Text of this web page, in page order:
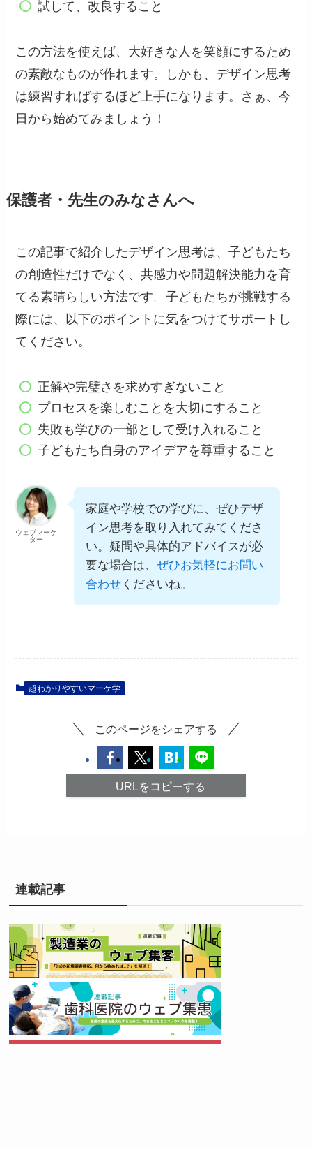
試して、改良すること
この方法を使えば、大好きな人を笑顔にするため
の素敵なものが作れます。しかも、デザイン思考
は練習すればするほど上手になります。さぁ、今
日から始めてみましょう！
保護者・先生のみなさんへ
この記事で紹介したデザイン思考は、子どもたち
の創造性だけでなく、共感力や問題解決能力を育
てる素晴らしい方法です。子どもたちが挑戦する
際には、以下のポイントに気をつけてサポートし
てください。
正解や完璧さを求めすぎないこと
プロセスを楽しむことを大切にすること
失敗も学びの一部として受け入れること
子どもたち自身のアイデアを尊重すること
ウェブマーケ
ター
家庭や学校での学びに、ぜひデザ
イン思考を取り入れてみてくださ
い。疑問や具体的アドバイスが必
要な場合は、ぜひお気軽にお問い
合わせ くださいね。
超わかりやすいマーケ学
このページをシェアする
URLをコピーする
連載記事